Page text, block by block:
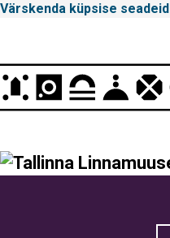
Värskenda küpsise seadeid
Peamenüü